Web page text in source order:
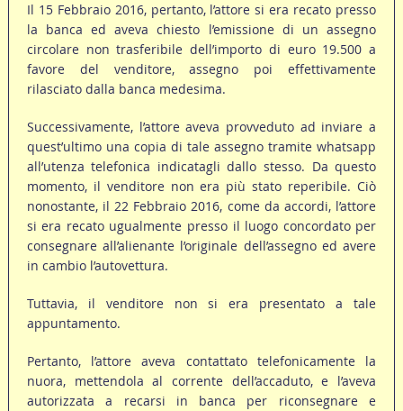
Il 15 Febbraio 2016, pertanto, l’attore si era recato presso
la banca ed aveva chiesto l’emissione di un assegno
circolare non trasferibile dell’importo di euro 19.500 a
favore del venditore, assegno poi effettivamente
rilasciato dalla banca medesima.
Successivamente, l’attore aveva provveduto ad inviare a
quest’ultimo una copia di tale assegno tramite whatsapp
all’utenza telefonica indicatagli dallo stesso. Da questo
momento, il venditore non era più stato reperibile. Ciò
nonostante, il 22 Febbraio 2016, come da accordi, l’attore
si era recato ugualmente presso il luogo concordato per
consegnare all’alienante l’originale dell’assegno ed avere
in cambio l’autovettura.
Tuttavia, il venditore non si era presentato a tale
appuntamento.
Pertanto, l’attore aveva contattato telefonicamente la
nuora, mettendola al corrente dell’accaduto, e l’aveva
autorizzata a recarsi in banca per riconsegnare e